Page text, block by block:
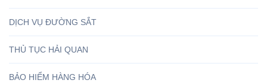
DỊCH VỤ ĐƯỜNG SẮT
THỦ TỤC HẢI QUAN
BẢO HIỂM HÀNG HÓA